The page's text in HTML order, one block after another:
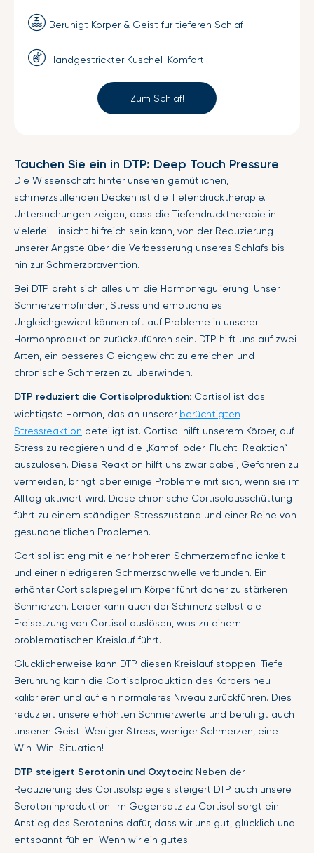
Beruhigt Körper & Geist für tieferen Schlaf
Handgestrickter Kuschel-Komfort
Zum Schlaf!
Tauchen Sie ein in DTP: Deep Touch Pressure
Die Wissenschaft hinter unseren gemütlichen,
schmerzstillenden Decken ist die Tiefendrucktherapie.
Untersuchungen zeigen, dass die Tiefendrucktherapie in
vielerlei Hinsicht hilfreich sein kann, von der Reduzierung
unserer Ängste über die Verbesserung unseres Schlafs bis
hin zur Schmerzprävention.
Bei DTP dreht sich alles um die Hormonregulierung. Unser
Schmerzempfinden, Stress und emotionales
Ungleichgewicht können oft auf Probleme in unserer
Hormonproduktion zurückzuführen sein. DTP hilft uns auf zwei
Arten, ein besseres Gleichgewicht zu erreichen und
chronische Schmerzen zu überwinden.
DTP reduziert die Cortisolproduktion: Cortisol ist das
wichtigste Hormon, das an unserer berüchtigten
Stressreaktion beteiligt ist. Cortisol hilft unserem Körper, auf
Stress zu reagieren und die „Kampf-oder-Flucht-Reaktion“
auszulösen. Diese Reaktion hilft uns zwar dabei, Gefahren zu
vermeiden, bringt aber einige Probleme mit sich, wenn sie im
Alltag aktiviert wird. Diese chronische Cortisolausschüttung
führt zu einem ständigen Stresszustand und einer Reihe von
gesundheitlichen Problemen.
Cortisol ist eng mit einer höheren Schmerzempfindlichkeit
und einer niedrigeren Schmerzschwelle verbunden. Ein
erhöhter Cortisolspiegel im Körper führt daher zu stärkeren
Schmerzen. Leider kann auch der Schmerz selbst die
Freisetzung von Cortisol auslösen, was zu einem
problematischen Kreislauf führt.
Glücklicherweise kann DTP diesen Kreislauf stoppen. Tiefe
Berührung kann die Cortisolproduktion des Körpers neu
kalibrieren und auf ein normaleres Niveau zurückführen. Dies
reduziert unsere erhöhten Schmerzwerte und beruhigt auch
unseren Geist. Weniger Stress, weniger Schmerzen, eine
Win-Win-Situation!
DTP steigert Serotonin und Oxytocin: Neben der
Reduzierung des Cortisolspiegels steigert DTP auch unsere
Serotoninproduktion. Im Gegensatz zu Cortisol sorgt ein
Anstieg des Serotonins dafür, dass wir uns gut, glücklich und
entspannt fühlen. Wenn wir ein gutes